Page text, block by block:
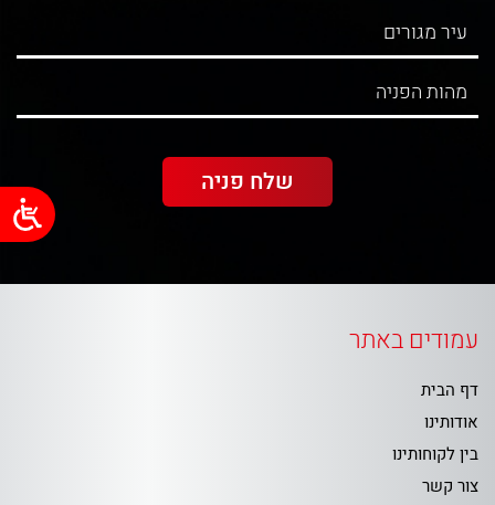
עמודים באתר
דף הבית
אודותינו
בין לקוחותינו
צור קשר